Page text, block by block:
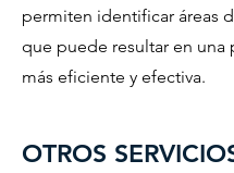
permiten identificar áreas
que puede resultar en una
más eficiente y efectiva.
OTROS